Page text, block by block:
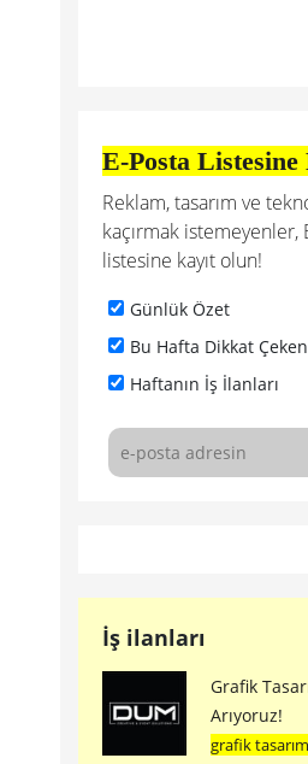
E-Posta Listesine
Reklam, tasarım ve
kaçırmak
listesine kayıt olun!
Günlük Özet
Bu Hafta Dikkat
Haftanın İş İlanları
İş ilanları
Grafik
Arıyoruz!
grafik